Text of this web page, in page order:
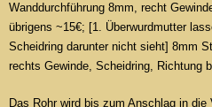
Wanddurchführung 8mm, recht
übrigens ~15€; [1. Überwurdmutter
Scheidring darunter nicht sieht] 8mm
rechts Gewinde, Scheidring, Richtung
Das Rohr wird bis zum Anschlag in